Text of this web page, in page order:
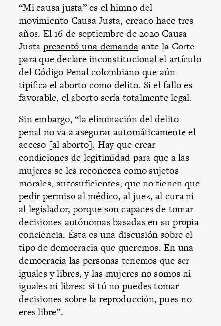
“Mi causa justa” es el himno del
movimiento Causa Justa, creado hace tres
años. El 16 de septiembre de 2020 Causa
Justa presentó una demanda ante la Corte
para que declare inconstitucional el artículo
del Código Penal colombiano que aún
tipifica el aborto como delito. Si el fallo es
favorable, el aborto sería totalmente legal.
Sin embargo, “la eliminación del delito
penal no va a asegurar automáticamente el
acceso [al aborto]. Hay que crear
condiciones de legitimidad para que a las
mujeres se les reconozca como sujetos
morales, autosuficientes, que no tienen que
pedir permiso al médico, al juez, al cura ni
al legislador, porque son capaces de tomar
decisiones autónomas basadas en su propia
conciencia. Ésta es una discusión sobre el
tipo de democracia que queremos. En una
democracia las personas tenemos que ser
iguales y libres, y las mujeres no somos ni
iguales ni libres: si tú no puedes tomar
decisiones sobre la reproducción, pues no
eres libre”.